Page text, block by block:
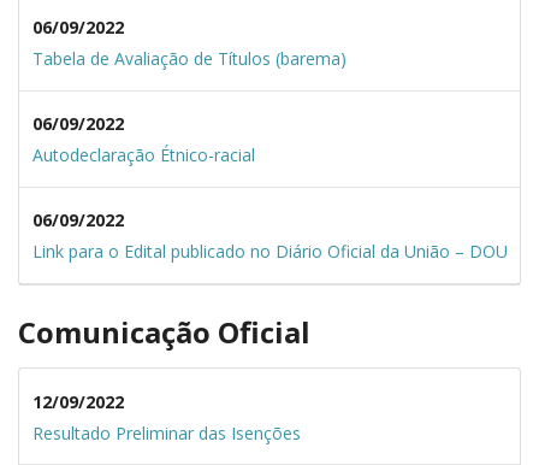
06/09/2022
Tabela de Avaliação de Títulos (barema)
06/09/2022
Autodeclaração Étnico-racial
06/09/2022
Link para o Edital publicado no Diário Oficial da União – DOU
Comunicação Oficial
12/09/2022
Resultado Preliminar das Isenções